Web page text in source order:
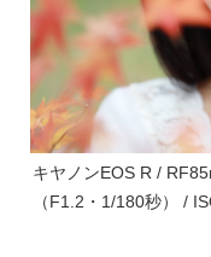
キヤノンEOS R /
（F1.2・1/180秒） /